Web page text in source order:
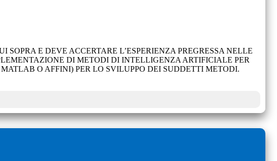
E DEVE ACCERTARE L’ESPERIENZA PREGRESSA NELLE
DI METODI DI INTELLIGENZA ARTIFICIALE PER
O AFFINI) PER LO SVILUPPO DEI SUDDETTI METODI.